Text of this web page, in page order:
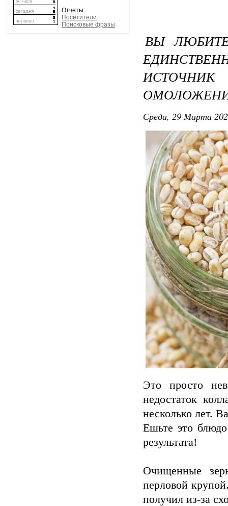
Отчеты:
Посетители
Поисковые фразы
ВЫ
Среда, 29 Марта
Это просто
недостаток
несколько лет.
Ешьте это
результата!
Очищенные
перловой
получил из-за